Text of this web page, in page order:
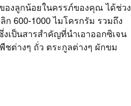
องลูกน้อยในครรภ์ของคุณ ได้ช่วง
600-1000 ไมโครกรัม รวมถึง
เป็นสารสำคัญที่นำเอาออกซิเจน
ต่างๆ ถั่ว ตระกูลต่างๆ ผักขม